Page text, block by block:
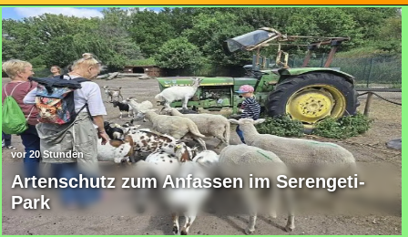
Artenschutz zum Anfassen im Serengeti-
Park